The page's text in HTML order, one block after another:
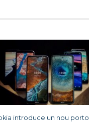
introduce un nou